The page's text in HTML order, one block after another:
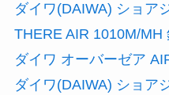
ダイワ(DAIWA) ショア
THERE AIR 1010M/MH
ダイワ オーバーゼア
ダイワ(DAIWA) ショア